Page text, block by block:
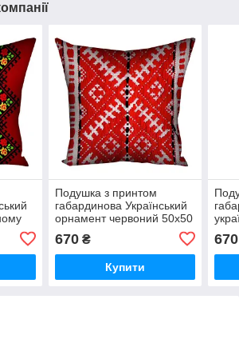
Подушка з принтом
габардинова Український
орнамент червоний 50x50
670₴
Купити
670